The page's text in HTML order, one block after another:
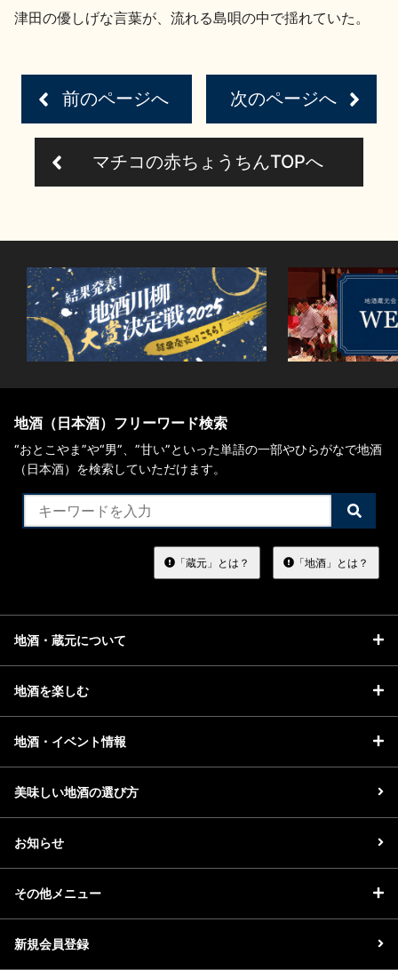
津田の優しげな言葉が、流れる島唄の中で揺れていた。
次のページへ
前のページへ
マチコの赤ちょうちんTOPへ
地酒（日本酒）フリーワード検索
“おとこやま”や“男”、”甘い”といった単語の一部やひらがなで地酒
（日本酒）を検索していただけます。
検
索
る
「蔵元」とは？ 「地酒」とは？
地酒・蔵元について
地酒を楽しむ
地酒・イベント情報
美味しい地酒の選び方
お知らせ
その他メニュー
新規会員登録